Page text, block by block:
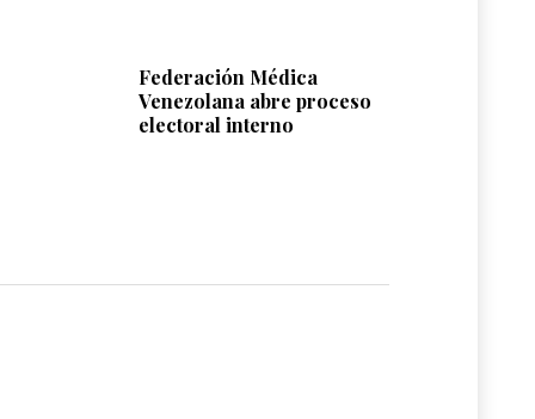
Federación Médica
Venezolana abre proceso
electoral interno